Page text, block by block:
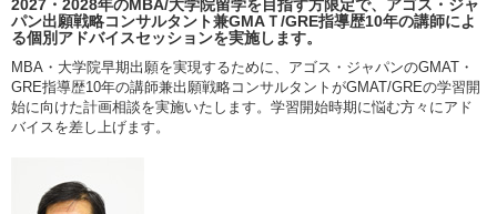
2027・2028年のMBA/大学院留学を目指す方限定で、アゴス・ジャ
パン出願戦略コンサルタント兼GMAＴ/GRE指導歴10年の講師によ
る個別アドバイスセッションを実施します。
MBA・大学院早期出願を実現するために、アゴス・ジャパンのGMAT・
GRE指導歴10年の講師兼出願戦略コンサルタントがGMAT/GREの学習開
始に向けた計画相談を実施いたします。学習開始時期に悩む方々にアド
バイスを差し上げます。